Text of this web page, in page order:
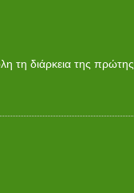
τη διάρκεια της πρώτης